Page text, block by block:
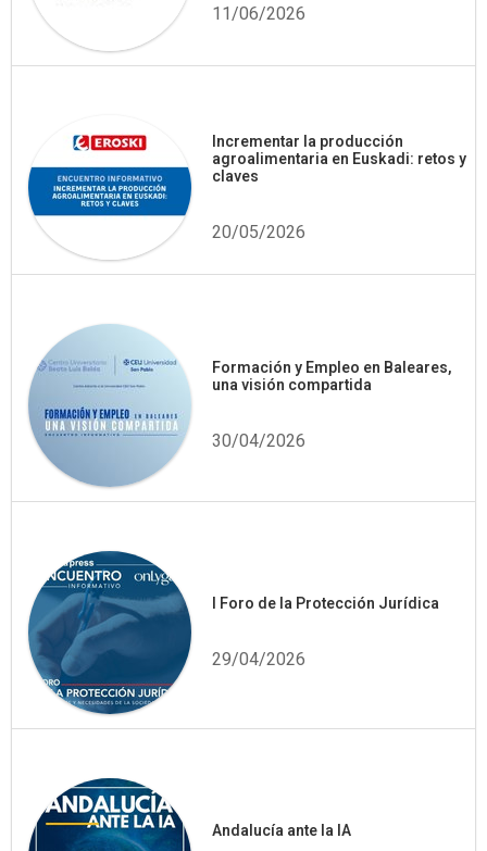
11/06/2026
Incrementar la producción
agroalimentaria en Euskadi: retos y
claves
20/05/2026
Formación y Empleo en Baleares,
una visión compartida
30/04/2026
I Foro de la Protección Jurídica
29/04/2026
Andalucía ante la IA